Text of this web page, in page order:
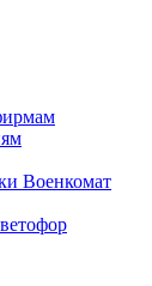
Военкомат